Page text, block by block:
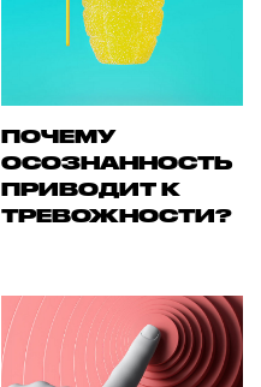
ПОЧЕМУ
ОСОЗНАННОСТЬ
ПРИВОДИТ К
ТРЕВОЖНОСТИ?